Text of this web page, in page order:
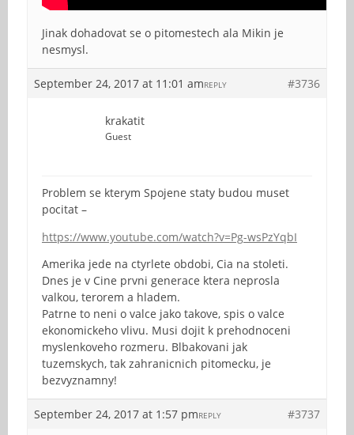
Jinak dohadovat se o pitomestech ala Mikin je
nesmysl.
September 24, 2017 at 11:01 am #3736
REPLY
krakatit
Guest
Problem se kterym Spojene staty budou muset
pocitat –
https://www.youtube.com/watch?v=Pg-wsPzYqbI
Amerika jede na ctyrlete obdobi, Cia na stoleti.
Dnes je v Cine prvni generace ktera neprosla
valkou, terorem a hladem.
Patrne to neni o valce jako takove, spis o valce
ekonomickeho vlivu. Musi dojit k prehodnoceni
myslenkoveho rozmeru. Blbakovani jak
tuzemskych, tak zahranicnich pitomecku, je
bezvyznamny!
September 24, 2017 at 1:57 pm #3737
REPLY